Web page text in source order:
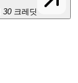
30 크레딧